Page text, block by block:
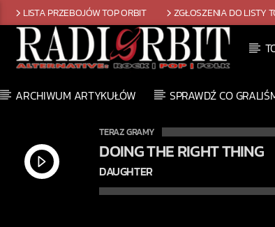
LISTA PRZEBOJÓW TOP ORBIT ZGŁOSZENIA DO LISTY
ARCHIWUM ARTYKUŁÓW SPRAWDŹ CO
TERAZ GRAMY
DOING THE RIGHT THING
DAUGHTER